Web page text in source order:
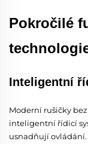
Pokročilé
Inteligentní
Moderní rušičky
inteligentní řídicí
usnadňují